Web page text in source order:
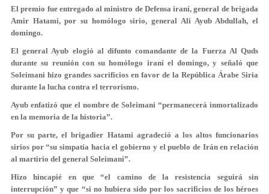
El premio fue entregado al ministro de Defensa iraní, general de brigada
Amir Hatami, por su homólogo sirio, general Ali Ayub Abdullah, el
domingo.
El general Ayub elogió al difunto comandante de la Fuerza Al Quds
durante su reunión con su homólogo iraní el domingo, y señaló que
Soleimani hizo grandes sacrificios en favor de la República Árabe Siria
durante la lucha contra el terrorismo.
Ayub enfatizó que el nombre de Soleimani “permanecerá inmortalizado
en la memoria de la historia”.
Por su parte, el brigadier Hatami agradeció a los altos funcionarios
sirios por “su simpatía hacia el gobierno y el pueblo de Irán en relación
al martirio del general Soleimani”.
Hizo hincapié en que “el camino de la resistencia seguirá sin
interrupción” y que “si no hubiera sido por los sacrificios de los héroes